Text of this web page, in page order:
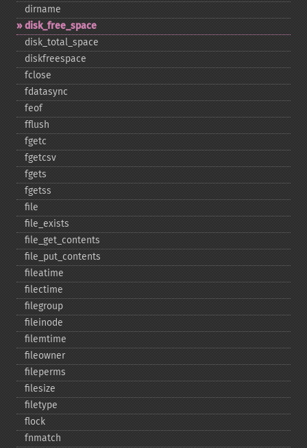
dirname
disk_​free_​space
disk_​total_​space
diskfreespace
fclose
fdatasync
feof
fflush
fgetc
fgetcsv
fgets
fgetss
file
file_​exists
file_​get_​contents
file_​put_​contents
fileatime
filectime
filegroup
fileinode
filemtime
fileowner
fileperms
filesize
filetype
flock
fnmatch